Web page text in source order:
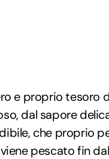
e proprio tesoro
dal sapore
che proprio
pescato fin